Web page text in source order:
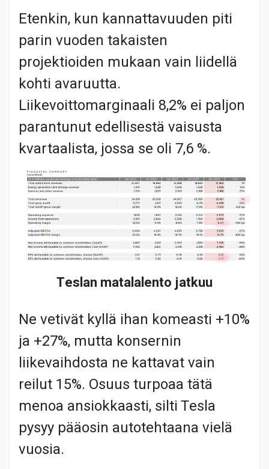
Etenkin, kun kannattavuuden piti
parin vuoden takaisten
projektioiden mukaan vain liidellä
kohti avaruutta.
Liikevoittomarginaali 8,2% ei paljon
parantunut edellisestä vaisusta
kvartaalista, jossa se oli 7,6 %.
Teslan matalalento jatkuu
Ne vetivät kyllä ihan komeasti +10%
ja +27%, mutta konsernin
liikevaihdosta ne kattavat vain
reilut 15%. Osuus turpoaa tätä
menoa ansiokkaasti, silti Tesla
pysyy pääosin autotehtaana vielä
vuosia.